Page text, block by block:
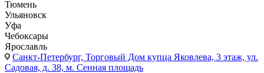
Тюмень
Ульяновск
Уфа
Чебоксары
Ярославль
Санкт-Петербург, Торговый Дом купца Яковлева, 3 этаж, ул.
Садовая, д. 38, м. Сенная площадь